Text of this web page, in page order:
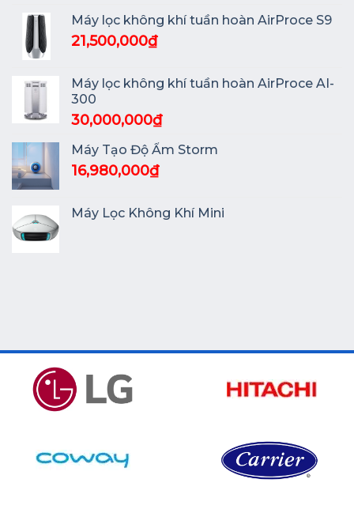
Máy lọc không khí tuần hoàn AirProce S9
21,500,000₫
Máy lọc không khí tuần hoàn AirProce AI-
300
30,000,000₫
Máy Tạo Độ Ẩm Storm
16,980,000₫
Máy Lọc Không Khí Mini